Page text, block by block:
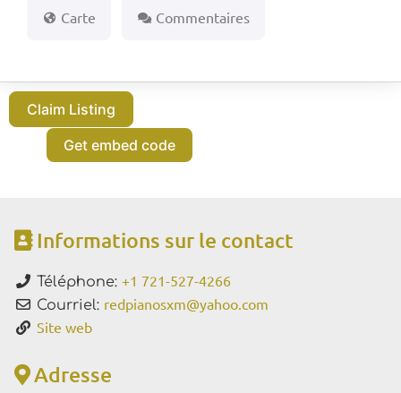
Carte Commentaires
Claim Listing
Get embed code
Informations sur le contact
Téléphone: +1 721-527-4266
Courriel: redpianosxm@yahoo.com
Site web
Adresse